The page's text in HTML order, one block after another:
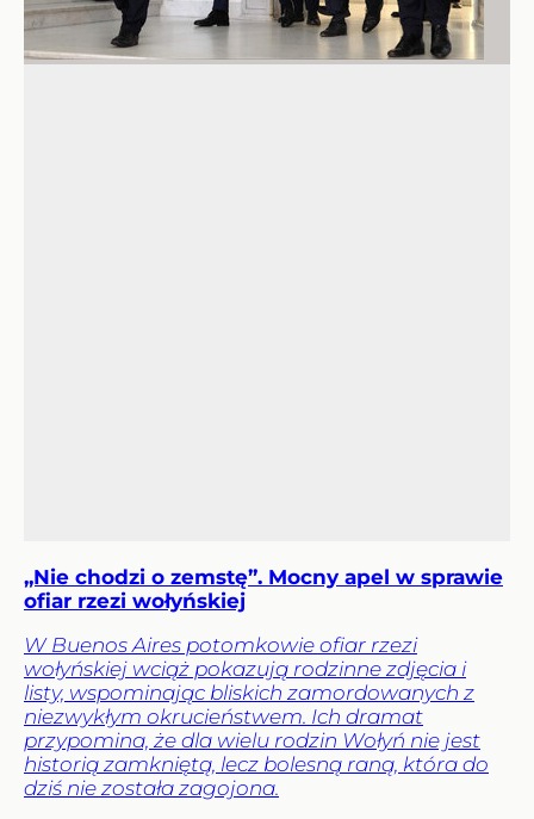
„Nie chodzi o zemstę”. Mocny apel w sprawie
ofiar rzezi wołyńskiej
W Buenos Aires potomkowie ofiar rzezi
wołyńskiej wciąż pokazują rodzinne zdjęcia i
listy, wspominając bliskich zamordowanych z
niezwykłym okrucieństwem. Ich dramat
przypomina, że dla wielu rodzin Wołyń nie jest
historią zamkniętą, lecz bolesną raną, która do
dziś nie została zagojona.